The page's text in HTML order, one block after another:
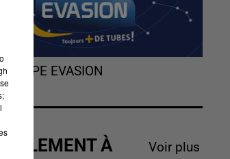
EVASION
À
Voir plus